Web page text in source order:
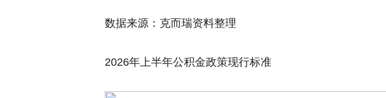
数据来源：克而瑞资料整理
2026年上半年公积金政策现行标准